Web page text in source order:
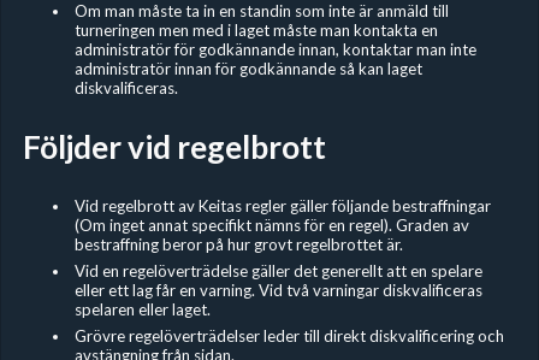
Om man måste ta in en standin som inte är anmäld till
turneringen men med i laget måste man kontakta en
administratör för godkännande innan, kontaktar man inte
administratör innan för godkännande så kan laget
diskvalificeras.
Följder vid regelbrott
Vid regelbrott av Keitas regler gäller följande bestraffningar
(Om inget annat specifikt nämns för en regel). Graden av
bestraffning beror på hur grovt regelbrottet är.
Vid en regelöverträdelse gäller det generellt att en spelare
eller ett lag får en varning. Vid två varningar diskvalificeras
spelaren eller laget.
Grövre regelöverträdelser leder till direkt diskvalificering och
avstängning från sidan.